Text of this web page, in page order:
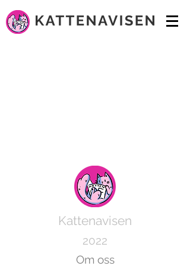
Kattenavisen
2022
Om oss